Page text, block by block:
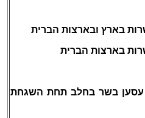
בארץ ובארצות הברית
בארצות הברית
עסען בשר בחלב תחת השגחת